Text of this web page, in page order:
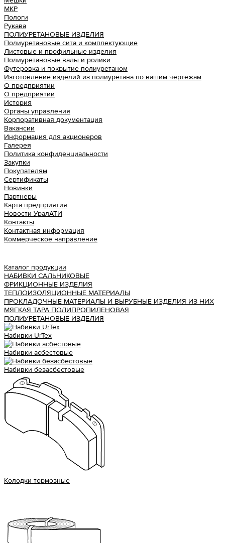
МКР
Пологи
Рукава
ПОЛИУРЕТАНОВЫЕ ИЗДЕЛИЯ
Полиуретановые сита и комплектующие
Листовые и профильные изделия
Полиуретановые валы и ролики
Футеровка и покрытие полиуретаном
Изготовление изделий из полиуретана по вашим чертежам
О предприятии
О предприятии
История
Органы управления
Корпоративная документация
Вакансии
Информация для акционеров
Галерея
Политика конфиденциальности
Закупки
Покупателям
Сертификаты
Новинки
Партнеры
Карта предприятия
Новости УралАТИ
Контакты
Контактная информация
Коммерческое направление
Каталог продукции
НАБИВКИ САЛЬНИКОВЫЕ
ФРИКЦИОННЫЕ ИЗДЕЛИЯ
ТЕПЛОИЗОЛЯЦИОННЫЕ МАТЕРИАЛЫ
ПРОКЛАДОЧНЫЕ МАТЕРИАЛЫ И ВЫРУБНЫЕ ИЗДЕЛИЯ ИЗ НИХ
МЯГКАЯ ТАРА ПОЛИПРОПИЛЕНОВАЯ
ПОЛИУРЕТАНОВЫЕ ИЗДЕЛИЯ
Набивки UrTex
Набивки асбестовые
Набивки безасбестовые
Колодки тормозные